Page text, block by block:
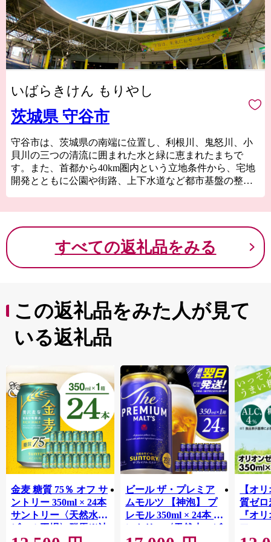
いばらきけん もりやし
茨城県 守谷市
守谷市は、茨城県の南端に位置し、利根川、鬼怒川、小
貝川の三つの清流に囲まれた水と緑に恵まれたまちで
す。また、首都から40km圏内という立地条件から、宅地
開発とともに公園や街路、上下水道など都市基盤の整備
的に進めてまいります。
すべての返礼品をみる
この返礼品をみた人が見て
いる返礼品
金麦 糖質 75％ オフ サ
ントリー 350ml × 24本
サントリー〈天然水の
ビール工場〉群馬※沖
ビール ザ・プレミア
ムモルツ 【神泡】 プ
レモル 350ml × 24本 サ
ントリー〈天然水のビ
【オ
質ゼロ
『オ
フ』